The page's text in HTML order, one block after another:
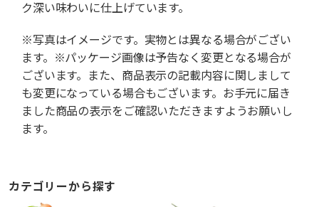
ク深い味わいに仕上げています。
※写真はイメージです。実物とは異なる場合がござい
ます。※パッケージ画像は予告なく変更となる場合が
ございます。また、商品表示の記載内容に関しまして
も変更になっている場合もございます。お手元に届き
ました商品の表示をご確認いただきますようお願いし
ます。
カテゴリーから探す